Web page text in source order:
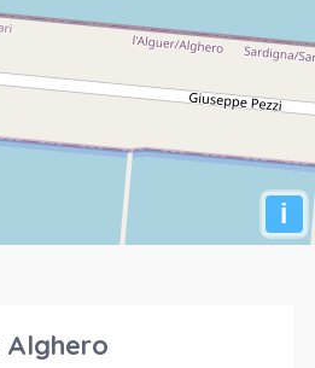
i
Alghero